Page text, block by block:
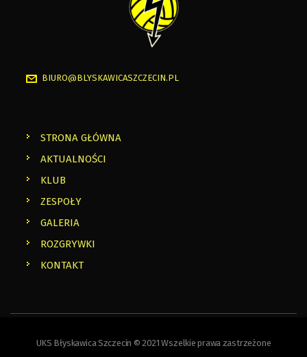
BIURO@BLYSKAWICASZCZECIN.PL
STRONA GŁÓWNA
AKTUALNOŚCI
KLUB
ZESPOŁY
GALERIA
ROZGRYWKI
KONTAKT
UKS Błyskawica Szczecin © 2021 Wszelkie prawa zastrzeżone